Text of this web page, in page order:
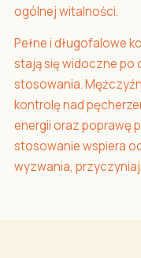
ogólnej witalności.
Pełne i długofalowe
stają się widoczne po
stosowania.
kontrolę nad
energii oraz poprawę
stosowanie wspiera
wyzwania,